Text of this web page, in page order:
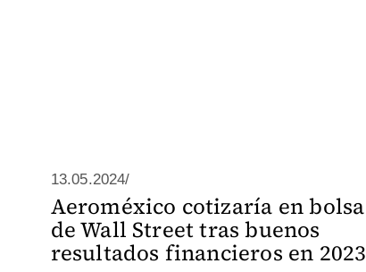
13.05.2024/
Aeroméxico cotizaría en bolsa
de Wall Street tras buenos
resultados financieros en 2023